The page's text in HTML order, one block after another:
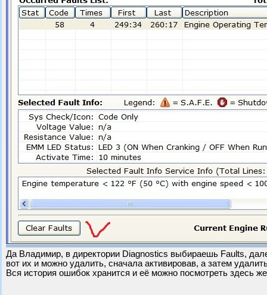
Да Владимир, в директории Diagnostics выбираешь Faults,
вот их и можно удалить, сначала активировав, а затем
Вся история ошибок хранится и её можно посмотреть здесь